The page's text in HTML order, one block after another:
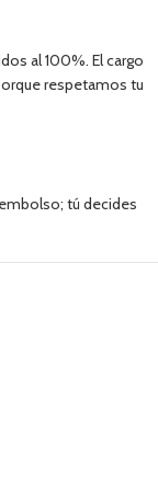
al 100%. El cargo
respetamos tu
tú decides